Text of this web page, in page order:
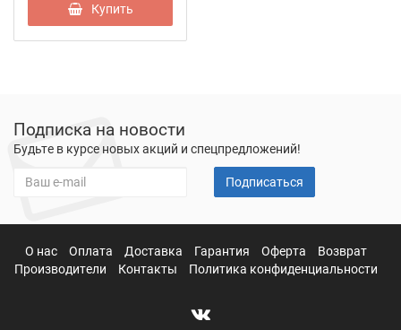
Купить
Подписка на новости
Будьте в курсе новых акций и спецпредложений!
Подписаться
О нас Оплата Доставка Гарантия Оферта
Возврат
Производители
Контакты Политика конфиденциальности